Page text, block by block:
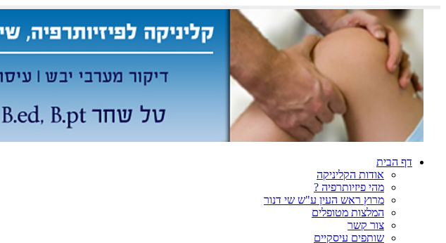
דף הבית
אודות הקליניקה
מהי פיזיותרפיה ?
מרוץ ראש העין ע"ש שי דנור
המלצות מטופלים
צור קשר
שותפים עיסקיים